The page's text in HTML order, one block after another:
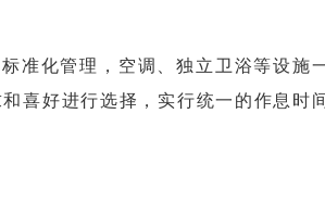
化管理，空调、独立卫浴等设施
喜好进行选择，实行统一的作息时